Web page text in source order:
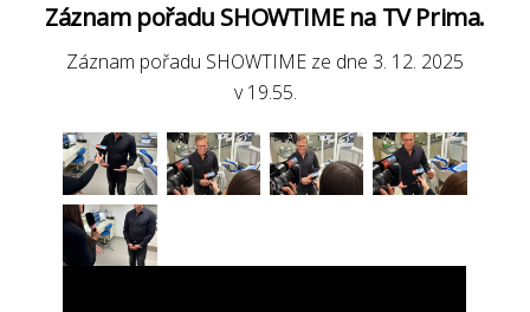
Záznam pořadu SHOWTIME na TV Prima.
Záznam pořadu SHOWTIME ze dne 3. 12. 2025
v 19.55.